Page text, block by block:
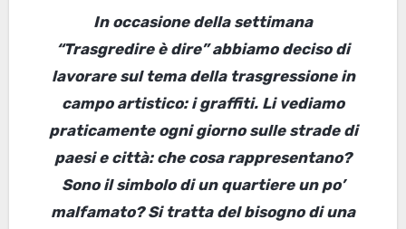
In occasione della settimana
“Trasgredire è dire” abbiamo deciso di
lavorare sul tema della trasgressione in
campo artistico: i graffiti. Li vediamo
praticamente ogni giorno sulle strade di
paesi e città: che cosa rappresentano?
Sono il simbolo di un quartiere un po’
malfamato? Si tratta del bisogno di una